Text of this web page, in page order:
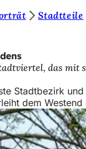
Stadtteile
das
Stadtbezirk
dem